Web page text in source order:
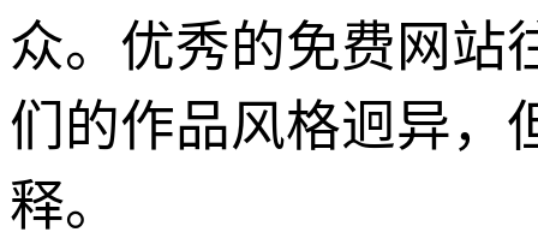
众。优秀的免费网站
们的作品风格迥异，
释。